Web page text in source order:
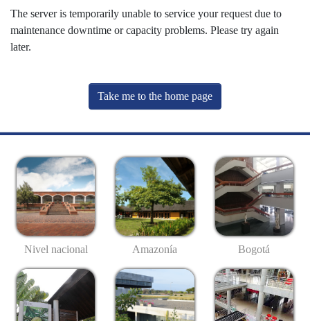
The server is temporarily unable to service your request due to
maintenance downtime or capacity problems. Please try again
later.
Take me to the home page
Nivel nacional Amazonía Bogotá